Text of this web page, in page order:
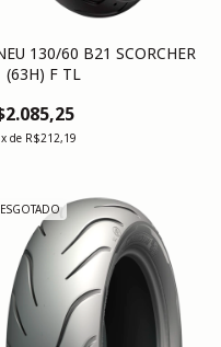
130/60 B21 SCORCHER
(63H) F TL
x de R$212,19
ESGOTADO